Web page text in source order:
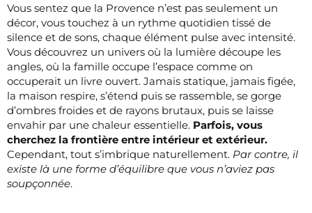
Vous sentez que la Provence n’est pas seulement un
décor, vous touchez à un rythme quotidien tissé de
silence et de sons, chaque élément pulse avec intensité.
Vous découvrez un univers où la lumière découpe les
angles, où la famille occupe l’espace comme on
occuperait un livre ouvert. Jamais statique, jamais figée,
la maison respire, s’étend puis se rassemble, se gorge
d’ombres froides et de rayons brutaux, puis se laisse
envahir par une chaleur essentielle. Parfois, vous
cherchez la frontière entre intérieur et extérieur.
Cependant, tout s’imbrique naturellement. Par contre, il
existe là une forme d’équilibre que vous n’aviez pas
soupçonnée.